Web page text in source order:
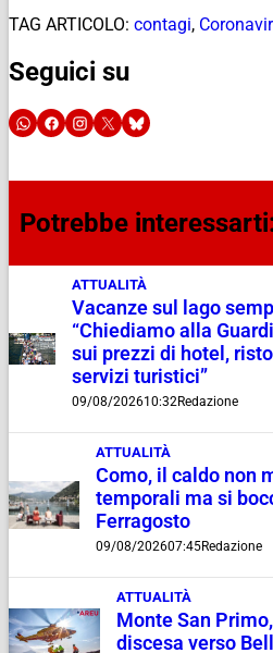
TAG ARTICOLO: contagi,
Seguici su
Potrebbe
ATTUALITÀ
Vacanze sul lago
“Chiediamo alla
sui prezzi di hotel,
servizi turistici”
09/08/202610:32Redazione
ATTUALITÀ
Como, il caldo non
temporali ma si
Ferragosto
09/08/202607:45Redazione
ATTUALITÀ
Monte San
discesa verso